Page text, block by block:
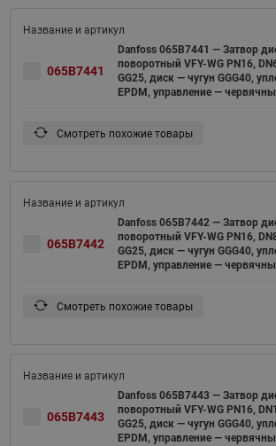
065B7441
Danfoss 065B7441 — Затвор
поворотный VFY-WG PN16,
GG25, диск — чугун GGG40,
EPDM, управление —
Смотреть похожие товары
065B7442
Danfoss 065B7442 — Затвор
поворотный VFY-WG PN16,
GG25, диск — чугун GGG40,
EPDM, управление —
Смотреть похожие товары
065B7443
Danfoss 065B7443 — Затвор
поворотный VFY-WG PN16,
GG25, диск — чугун GGG40,
EPDM, управление —